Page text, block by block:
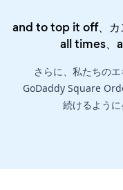
and to top it off、カ
all times、
さらに、私たちの
GoDaddy Square
続けるように